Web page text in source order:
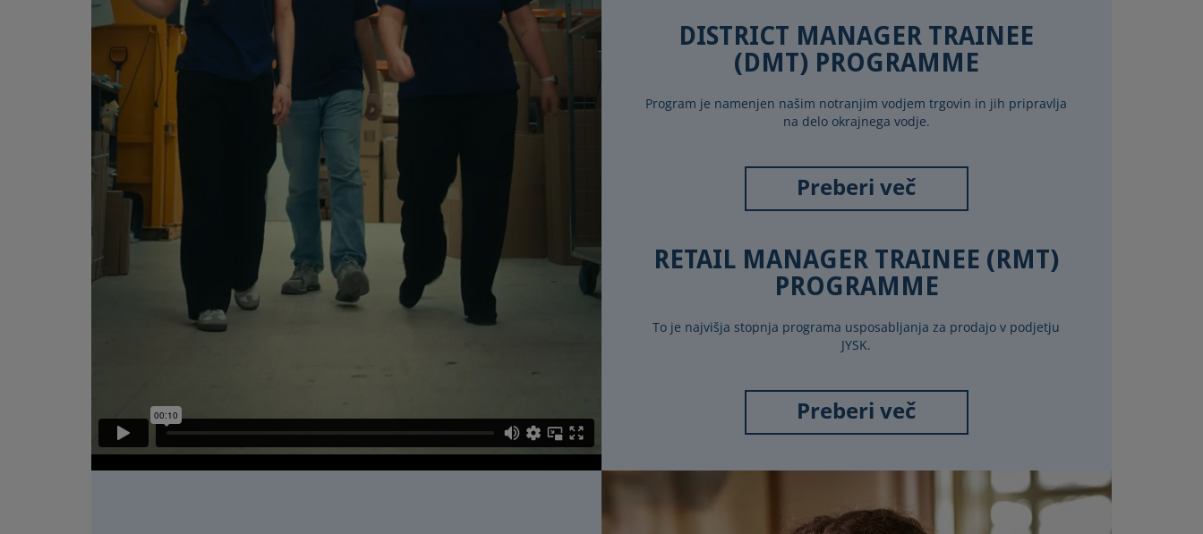
DISTRICT MANAGER TRAINEE
(DMT) PROGRAMME
Program je namenjen našim notranjim vodjem trgovin in jih pripravlja
na delo okrajnega vodje.
Preberi več
RETAIL MANAGER TRAINEE (RMT)
PROGRAMME
To je najvišja stopnja programa usposabljanja za prodajo v podjetju
JYSK.
Preberi več